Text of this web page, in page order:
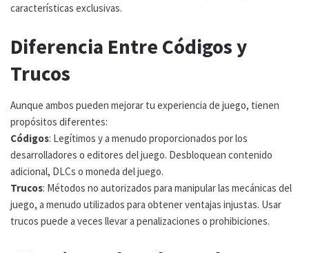
características exclusivas.
Diferencia Entre Códigos y
Trucos
Aunque ambos pueden mejorar tu experiencia de juego, tienen
propósitos diferentes:
Códigos: Legítimos y a menudo proporcionados por los
desarrolladores o editores del juego. Desbloquean contenido
adicional, DLCs o moneda del juego.
Trucos: Métodos no autorizados para manipular las mecánicas del
juego, a menudo utilizados para obtener ventajas injustas. Usar
trucos puede a veces llevar a penalizaciones o prohibiciones.